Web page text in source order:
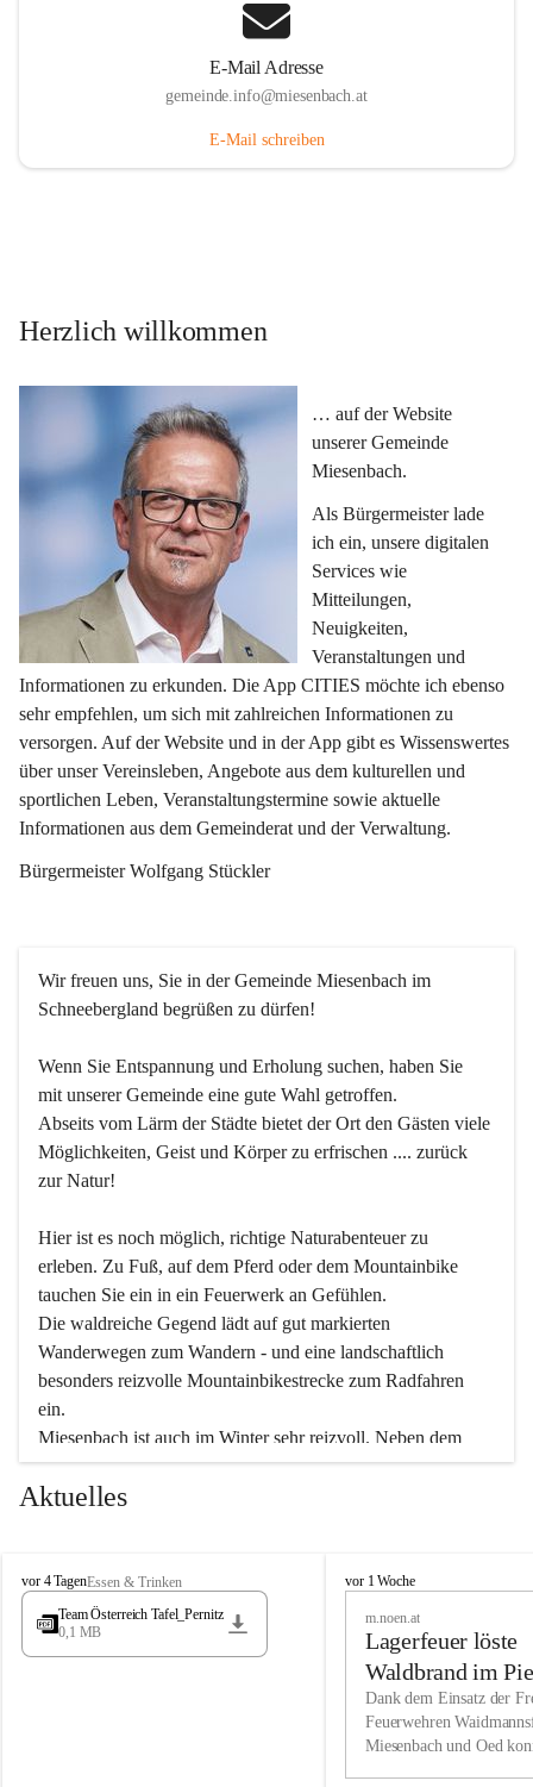
E-Mail Adresse
gemeinde.info@miesenbach.at
E-Mail schreiben
Herzlich willkommen
… auf der Website
unserer Gemeinde
Miesenbach.
Als Bürgermeister lade
ich ein, unsere digitalen
Services wie
Mitteilungen,
Neuigkeiten,
Veranstaltungen und
Informationen zu erkunden. Die App CITIES möchte ich ebenso
sehr empfehlen, um sich mit zahlreichen Informationen zu
versorgen. Auf der Website und in der App gibt es Wissenswertes
über unser Vereinsleben, Angebote aus dem kulturellen und
sportlichen Leben, Veranstaltungstermine sowie aktuelle
Informationen aus dem Gemeinderat und der Verwaltung.
Bürgermeister Wolfgang Stückler
Wir freuen uns, Sie in der Gemeinde Miesenbach im
Schneebergland begrüßen zu dürfen!
Wenn Sie Entspannung und Erholung suchen, haben Sie
mit unserer Gemeinde eine gute Wahl getroffen.
Abseits vom Lärm der Städte bietet der Ort den Gästen viele
Möglichkeiten, Geist und Körper zu erfrischen .... zurück
zur Natur!
Hier ist es noch möglich, richtige Naturabenteuer zu
erleben. Zu Fuß, auf dem Pferd oder dem Mountainbike
tauchen Sie ein in ein Feuerwerk an Gefühlen.
Die waldreiche Gegend lädt auf gut markierten
Wanderwegen zum Wandern - und eine landschaftlich
besonders reizvolle Mountainbikestrecke zum Radfahren
ein.
Miesenbach ist auch im Winter sehr reizvoll. Neben dem
Eisstockschießen gibt es auf dem nahe gelegenen Unterberg
wunderschöne Naturschneepisten, die zum Schifahren oder
vielfältige Angebot unserer Kulturvereine.
Überzeugen Sie sich selbst, dass Sie in Miesenbach sowie
in den Beherbergungsbetrieben, Gaststätten und urigen
Wir kennen Miesenbach als lebens- und liebenswerten Ort.
Tradition und Innovation werden ebenso groß geschrieben
Aktuelles
M
i
s
vor 4 TagenEssen & Trinken
Team Österreich Tafel_Pernitz
0,1 MB
M
h
vor 1 Woche
m.noen.at
Lagerfeuer löste
Waldbrand im
aus
Dank dem Einsatz der
Feuerwehren
Miesenbach und Oed